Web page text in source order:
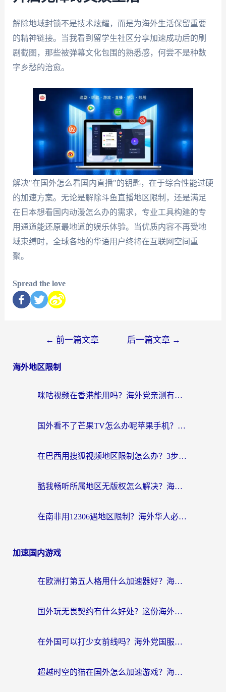
解除地域封锁不是技术炫耀，而是为海外生活保留重要
的精神链接。当我看到留学生社区分享加速成功后的刷
剧截图，那些被弹幕文化包围的熟悉感，何尝不是种数
字乡愁的治愈。
解决"在国外怎么看国内直播"的钥匙，在于综合性能过硬
的加速方案。无论是解除斗鱼直播地区限制，还是满足
在日本想看国内动漫怎么办的需求，专业工具构建的专
用通道能还原最地道的娱乐体验。当优质内容不再受地
域束缚时，全球各地的华语用户终将在互联网空间重
聚。
Spread the love
← 前一篇文章 后一篇文章 →
海外地区限制
咪咕视频在香港能用吗？海外党亲测有效的回国加速方案来了
国外看不了芒果TV怎么办呢苹果手机？海外党追剧游戏的全能解决方案
在巴西用搜狐视频地区限制怎么办？3步解决海外看国内剧的烦恼
酷我畅听所属地区无版权怎么解决？海外党必看的回国加速全攻略
在南非用12306遇地区限制？海外华人必看的回国加速全攻略（附B站芒果TV解锁技巧）
加速国内游戏
在欧洲打第五人格用什么加速器好？海外党亲测有效的国服游戏加速方案
国外玩无畏契约有什么好处？这份海外国服游戏加速指南帮你解决90%的卡顿问题
在外国可以打少女前线吗？海外党国服游戏畅玩终极指南（附避坑技巧）
超越时空的猫在国外怎么加速游戏？海外玩家国服畅玩终极指南